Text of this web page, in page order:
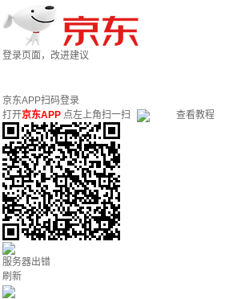
登录页面，改进建议
京东APP扫码登录
打开京东APP 点左上角扫一扫 查看教程
服务器出错
刷新